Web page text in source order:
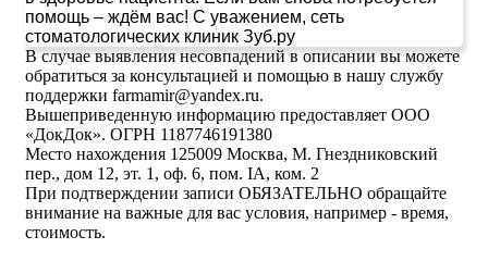
помощь – ждём вас! С уважением, сеть
стоматологических клиник Зуб.ру
В случае выявления несовпадений в описании вы можете
обратиться за консультацией и помощью в нашу службу
поддержки farmamir@yandex.ru.
Вышеприведенную информацию предоставляет ООО
«ДокДок». ОГРН 1187746191380
Место нахождения 125009 Москва, М. Гнездниковский
пер., дом 12, эт. 1, оф. 6, пом. IA, ком. 2
При подтверждении записи ОБЯЗАТЕЛЬНО обращайте
внимание на важные для вас условия, например - время,
стоимость.